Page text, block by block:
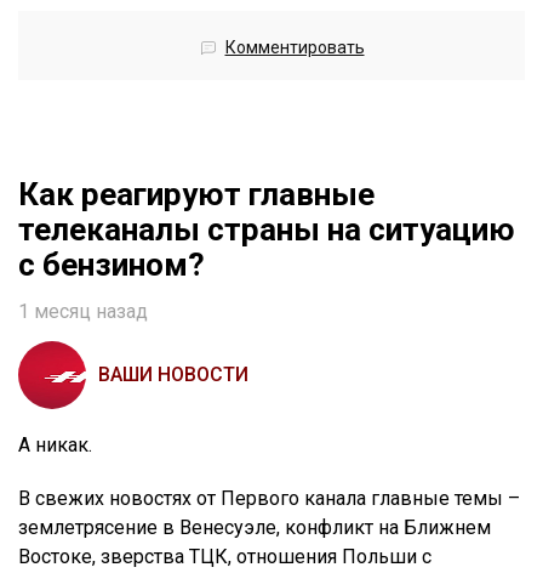
Комментировать
Как реагируют главные
телеканалы страны на ситуацию
с бензином?
1 месяц назад
ВАШИ НОВОСТИ
А никак.
В свежих новостях от Первого канала главные темы –
землетрясение в Венесуэле, конфликт на Ближнем
Востоке, зверства ТЦК, отношения Польши с